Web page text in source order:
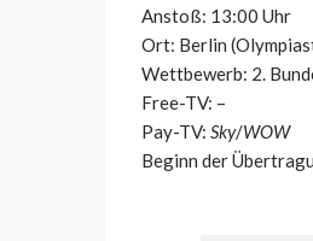
Anstoß: 13:00 Uhr
Ort: Berlin
Wettbewerb: 2.
Free-TV: –
Pay-TV: Sky/WOW
Beginn der